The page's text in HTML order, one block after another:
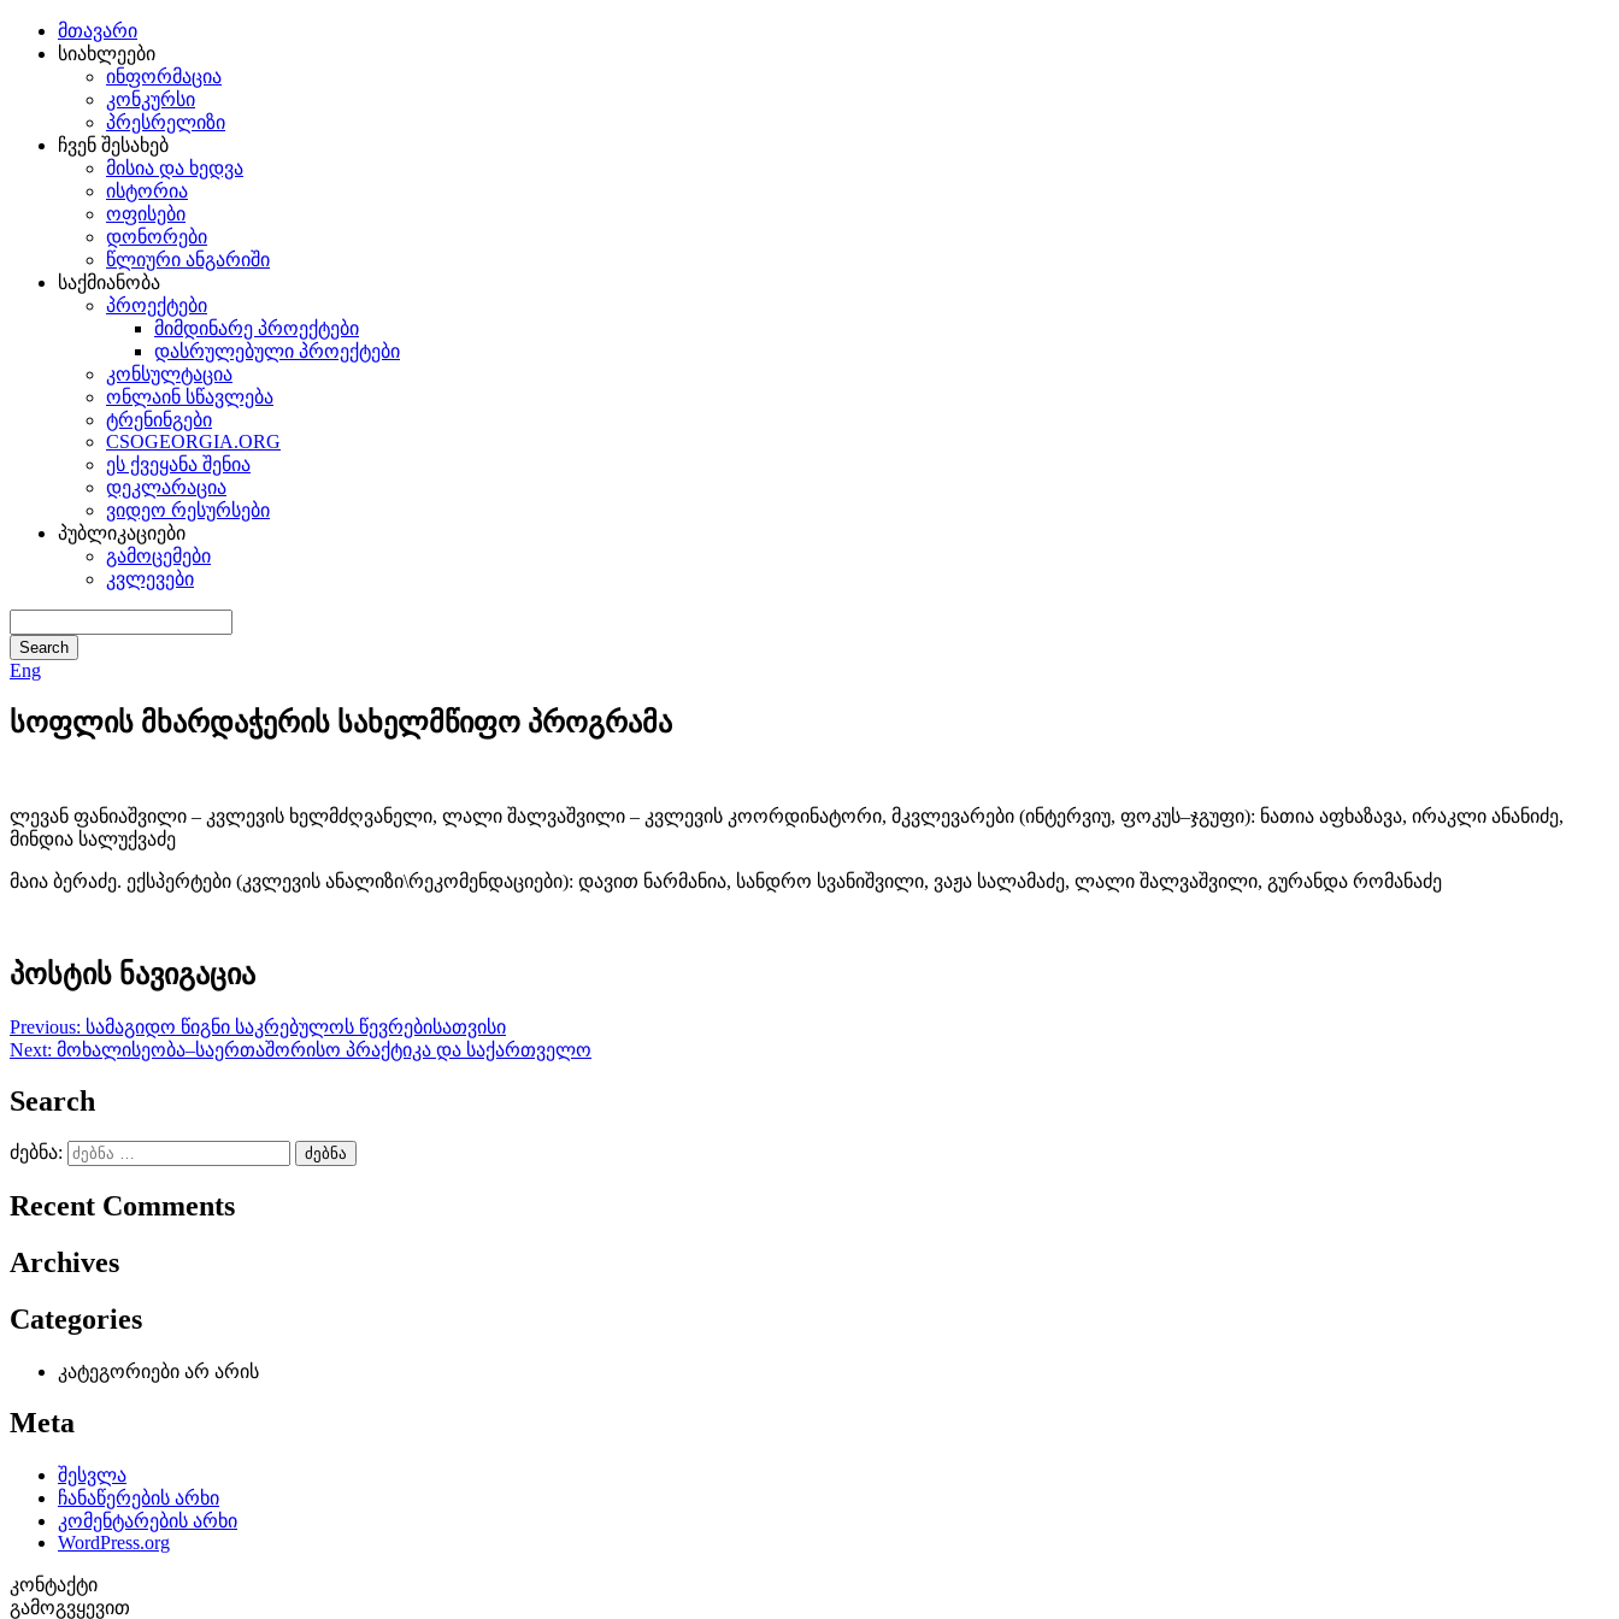
მთავარი
სიახლეები
ინფორმაცია
კონკურსი
პრესრელიზი
ჩვენ შესახებ
მისია და ხედვა
ისტორია
ოფისები
დონორები
წლიური ანგარიში
საქმიანობა
პროექტები
მიმდინარე პროექტები
დასრულებული პროექტები
კონსულტაცია
ონლაინ სწავლება
ტრენინგები
CSOGEORGIA.ORG
ეს ქვეყანა შენია
დეკლარაცია
ვიდეო რესურსები
პუბლიკაციები
გამოცემები
კვლევები
Eng
სოფლის მხარდაჭერის სახელმწიფო პროგრამა
ლევან ფანიაშვილი – კვლევის ხელმძღვანელი, ლალი შალვაშვილი – კვლევის კოორდინატორი, მკვლევარები (ინტერვიუ, ფოკუს–ჯგუფი): ნათია აფხაზავა, ირაკლი ანანიძე,
მინდია სალუქვაძე
მაია ბერაძე. ექსპერტები (კვლევის ანალიზი\რეკომენდაციები): დავით ნარმანია, სანდრო სვანიშვილი, ვაჟა სალამაძე, ლალი შალვაშვილი, გურანდა რომანაძე
პოსტის ნავიგაცია
Previous: სამაგიდო წიგნი საკრებულოს წევრებისათვისი
Next: მოხალისეობა–საერთაშორისო პრაქტიკა და საქართველო
Search
ძებნა:
Recent Comments
Archives
Categories
კატეგორიები არ არის
Meta
შესვლა
ჩანაწერების არხი
კომენტარების არხი
WordPress.org
კონტაქტი
გამოგვყევით